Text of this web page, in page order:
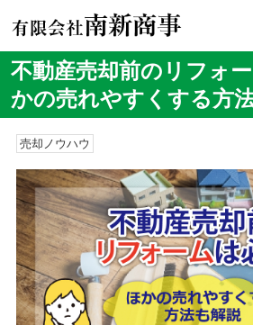
不動産売却前のリフォ
かの売れやすくする方
売却ノウハウ